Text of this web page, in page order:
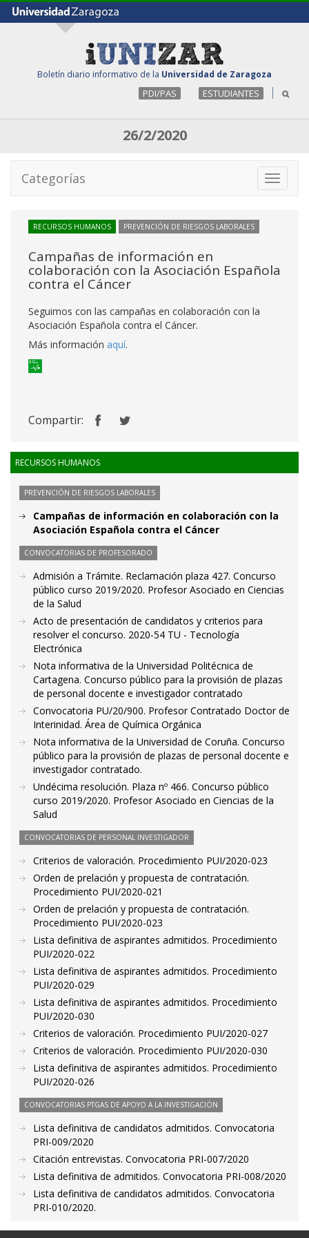
Boletín diario informativo de la Universidad de Zaragoza
PDI/PAS ESTUDIANTES
26/2/2020
Toggle
Categorías
RECURSOS HUMANOS PREVENCIÓN DE RIESGOS LABORALES
Campañas de información en
colaboración con la Asociación Española
contra el Cáncer
Seguimos con las campañas en colaboración con la
Asociación Española contra el Cáncer.
Más información aquí.
Compartir:
RECURSOS HUMANOS
PREVENCIÓN DE RIESGOS LABORALES
Campañas de información en colaboración con la
Asociación Española contra el Cáncer
CONVOCATORIAS DE PROFESORADO
Admisión a Trámite. Reclamación plaza 427. Concurso
público curso 2019/2020. Profesor Asociado en Ciencias
de la Salud
Acto de presentación de candidatos y criterios para
resolver el concurso. 2020-54 TU - Tecnología
Electrónica
Nota informativa de la Universidad Politécnica de
Cartagena. Concurso público para la provisión de plazas
de personal docente e investigador contratado
Convocatoria PU/20/900. Profesor Contratado Doctor de
Interinidad. Área de Química Orgánica
Nota informativa de la Universidad de Coruña. Concurso
público para la provisión de plazas de personal docente e
investigador contratado.
Undécima resolución. Plaza nº 466. Concurso público
curso 2019/2020. Profesor Asociado en Ciencias de la
Salud
CONVOCATORIAS DE PERSONAL INVESTIGADOR
Criterios de valoración. Procedimiento PUI/2020-023
Orden de prelación y propuesta de contratación.
Procedimiento PUI/2020-021
Orden de prelación y propuesta de contratación.
Procedimiento PUI/2020-023
Lista definitiva de aspirantes admitidos. Procedimiento
PUI/2020-022
Lista definitiva de aspirantes admitidos. Procedimiento
PUI/2020-029
Lista definitiva de aspirantes admitidos. Procedimiento
PUI/2020-030
Criterios de valoración. Procedimiento PUI/2020-027
Criterios de valoración. Procedimiento PUI/2020-030
Lista definitiva de aspirantes admitidos. Procedimiento
PUI/2020-026
CONVOCATORIAS PTGAS DE APOYO A LA INVESTIGACIÓN
Lista definitiva de candidatos admitidos. Convocatoria
PRI-009/2020
Citación entrevistas. Convocatoria PRI-007/2020
Lista definitiva de admitidos. Convocatoria PRI-008/2020
Lista definitiva de candidatos admitidos. Convocatoria
PRI-010/2020.